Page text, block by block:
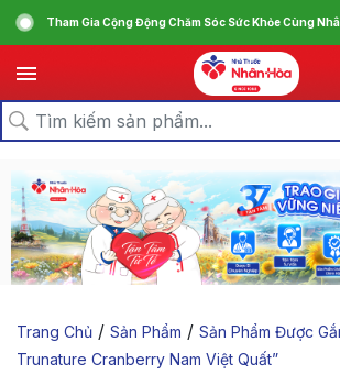
Tham Gia Cộng Động Chăm Sóc Sức Khỏe Cùng
Trang Chủ / Sản Phẩm / Sản Phẩm Được
Trunature Cranberry Nam Việt Quất”